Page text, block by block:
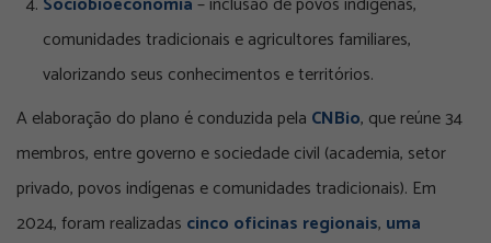
comunidades tradicionais e agricultores familiares,
valorizando seus conhecimentos e territórios.
A elaboração do plano é conduzida pela CNBio, que reúne 34
membros, entre governo e sociedade civil (academia, setor
privado, povos indígenas e comunidades tradicionais). Em
2024, foram realizadas cinco oficinas regionais, uma